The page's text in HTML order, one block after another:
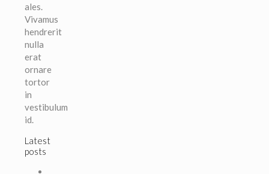
ales.
Vivamus
hendrerit
nulla
erat
ornare
tortor
in
vestibulum
id.
Latest
posts